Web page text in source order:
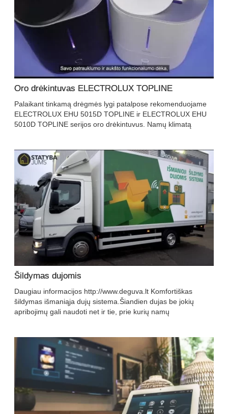
Oro drėkintuvas ELECTROLUX TOPLINE
Palaikant tinkamą drėgmės lygi patalpose rekomenduojame
ELECTROLUX EHU 5015D TOPLINE ir ELECTROLUX EHU
5010D TOPLINE serijos oro drėkintuvus. Namų klimatą
Šildymas dujomis
Daugiau informacijos http://www.deguva.lt Komfortiškas
šildymas išmaniąja dujų sistema.Šiandien dujas be jokių
apribojimų gali naudoti net ir tie, prie kurių namų